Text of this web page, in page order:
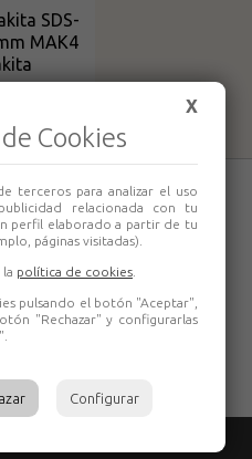
SDS-
MAK4
X
Cookies
terceros para analizar el uso
relacionada con tu
perfil elaborado a partir de tu
páginas visitadas).
política de cookies
pulsando el botón "Aceptar",
"Rechazar" y configurarlas
Configurar